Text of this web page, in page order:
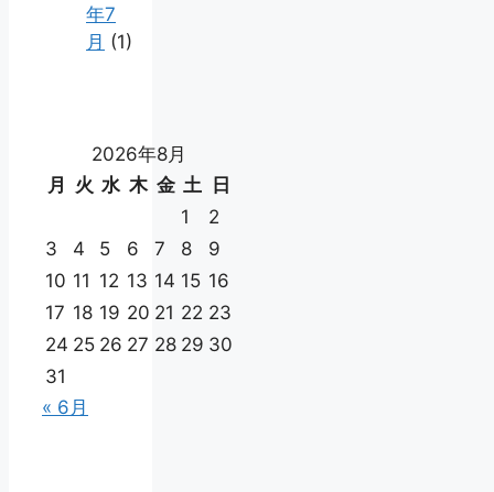
年7
月 (1)
2026年8月
月
火 水 木 金 土
日
1
2
3
4 5 6 7 8
9
10 11 12 13 14 15 16
17 18 19 20 21 22 23
24 25 26 27 28 29 30
31
« 6月